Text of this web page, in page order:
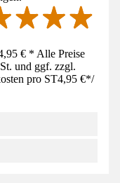
€ * Alle Preise
und ggf. zzgl.
pro ST4,95 €*/